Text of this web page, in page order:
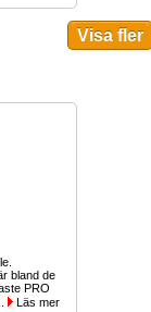
bland de
PRO
Läs mer